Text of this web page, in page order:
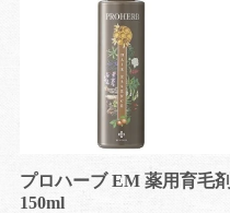
プロハーブ EM 薬用育毛剤
150ml